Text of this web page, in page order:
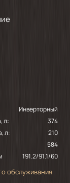
Инверторный
л:
374
л:
210
584
191.2/91.1/60
обслуживания